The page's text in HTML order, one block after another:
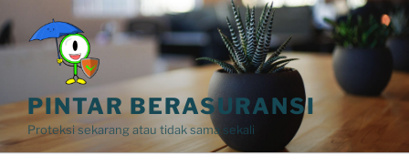
to
content
PINTAR BERASURANSI
Proteksi sekarang atau tidak sama sekali